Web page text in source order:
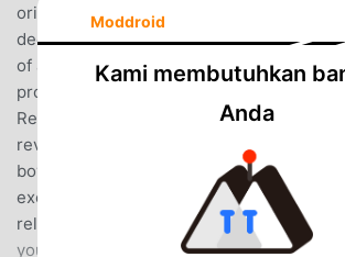
original!Tap your fellow characters at the
decide on a combo!In addition, the
of all characters are reproduced with a
production.Attractive characters
Relive the story of the original story! That
revives! ◆The story begins in "Fusha
boy Luffy meets "Red-haired
excitement will be revived with "Quest"
relive the story of the original story!◆
your friends and form your own pirate
Moddroid
Kami membutuhkan
Anda